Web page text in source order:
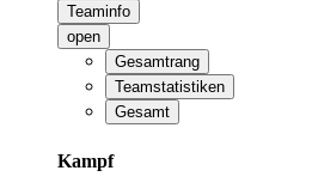
Teaminfo
open
Gesamtrang
Teamstatistiken
Gesamt
Kampf